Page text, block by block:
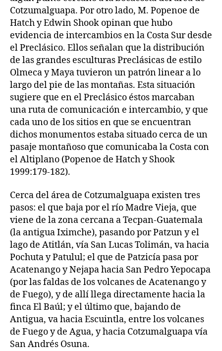
Cotzumalguapa. Por otro lado, M. Popenoe de
Hatch y Edwin Shook opinan que hubo
evidencia de intercambios en la Costa Sur desde
el Preclásico. Ellos señalan que la distribución
de las grandes esculturas Preclásicas de estilo
Olmeca y Maya tuvieron un patrón linear a lo
largo del pie de las montañas. Esta situación
sugiere que en el Preclásico éstos marcaban
una ruta de comunicación e intercambio, y que
cada uno de los sitios en que se encuentran
dichos monumentos estaba situado cerca de un
pasaje montañoso que comunicaba la Costa con
el Altiplano (Popenoe de Hatch y Shook
1999:179-182).
Cerca del área de Cotzumalguapa existen tres
pasos: el que baja por el río Madre Vieja, que
viene de la zona cercana a Tecpan-Guatemala
(la antigua Iximche), pasando por Patzun y el
lago de Atitlán, vía San Lucas Tolimán, va hacia
Pochuta y Patulul; el que de Patzicía pasa por
Acatenango y Nejapa hacia San Pedro Yepocapa
(por las faldas de los volcanes de Acatenango y
de Fuego), y de allí llega directamente hacia la
finca El Baúl; y el último que, bajando de
Antigua, va hacia Escuintla, entre los volcanes
de Fuego y de Agua, y hacia Cotzumalguapa vía
San Andrés Osuna.